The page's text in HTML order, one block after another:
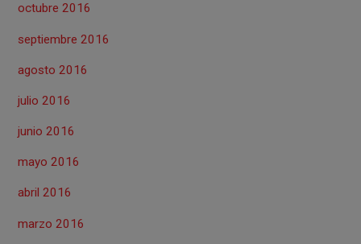
octubre 2016
septiembre 2016
agosto 2016
julio 2016
junio 2016
mayo 2016
abril 2016
marzo 2016